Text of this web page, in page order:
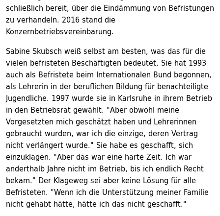
schließlich bereit, über die Eindämmung von Befristungen
zu verhandeln. 2016 stand die
Konzernbetriebsvereinbarung.
Sabine Skubsch weiß selbst am besten, was das für die
vielen befristeten Beschäftigten bedeutet. Sie hat 1993
auch als Befristete beim Internationalen Bund begonnen,
als Lehrerin in der beruflichen Bildung für benachteiligte
Jugendliche. 1997 wurde sie in Karlsruhe in ihrem Betrieb
in den Betriebsrat gewählt. "Aber obwohl meine
Vorgesetzten mich geschätzt haben und Lehrerinnen
gebraucht wurden, war ich die einzige, deren Vertrag
nicht verlängert wurde." Sie habe es geschafft, sich
einzuklagen. "Aber das war eine harte Zeit. Ich war
anderthalb Jahre nicht im Betrieb, bis ich endlich Recht
bekam." Der Klageweg sei aber keine Lösung für alle
Befristeten. "Wenn ich die Unterstützung meiner Familie
nicht gehabt hätte, hätte ich das nicht geschafft."